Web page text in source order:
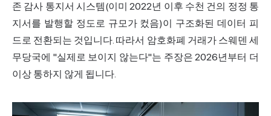
존 감사 통지서 시스템(이미 2022년 이후 수천 건의 정정 통
지서를 발행할 정도로 규모가 컸음)이 구조화된 데이터 피
드로 전환되는 것입니다. 따라서 암호화폐 거래가 스웨덴 세
무당국에 "실제로 보이지 않는다"는 주장은 2026년부터 더
이상 통하지 않게 됩니다.